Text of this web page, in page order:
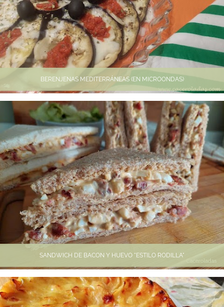
BERENJENAS MEDITERRÁNEAS (EN MICROONDAS)
SANDWICH DE BACON Y HUEVO "ESTILO RODILLA"